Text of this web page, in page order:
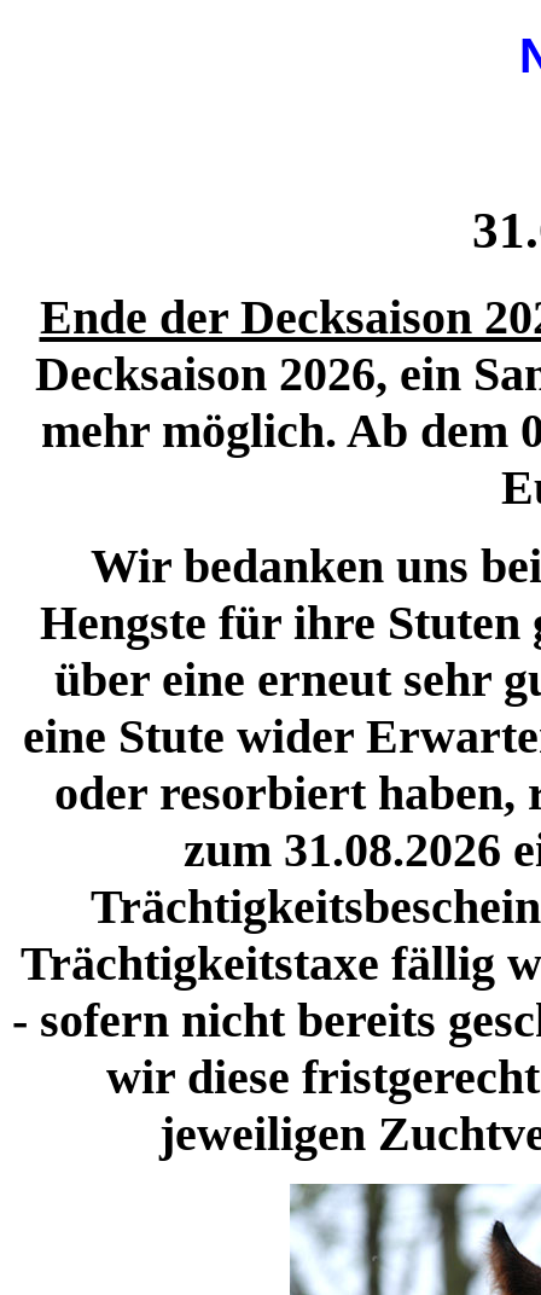
Ende der Decksaison
Decksaison 2026, ein
mehr möglich. Ab dem
Wir bedanken uns
Hengste für ihre Stuten
über eine erneut sehr
eine Stute wider
oder resorbiert haben,
zum 31.08.2026
Trächtigkeitstaxe fällig
- sofern nicht bereits
wir diese
jeweiligen